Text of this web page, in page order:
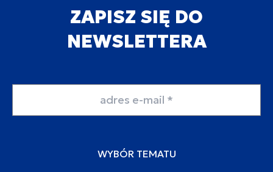
ZAPISZ SIĘ DO
NEWSLETTERA
WYBÓR TEMATU